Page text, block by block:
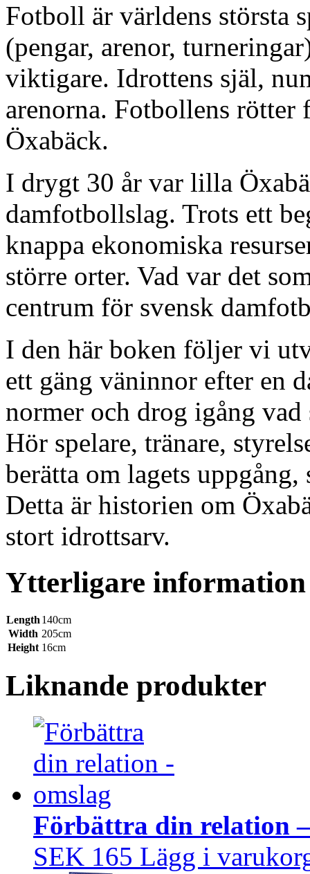
Fotboll är världens största
(pengar, arenor,
viktigare. Idrottens själ,
arenorna. Fotbollens rötter
Öxabäck.
I drygt 30 år var lilla
damfotbollslag. Trots ett
knappa ekonomiska
större orter. Vad var det
centrum för svensk
I den här boken följer vi
ett gäng väninnor efter en
normer och drog igång
Hör spelare, tränare,
berätta om lagets
Detta är historien om
stort idrottsarv.
Ytterligare information
Length 140cm
Width 205cm
Height 16cm
Liknande produkter
Förbättra din relation
SEK 165 Lägg i